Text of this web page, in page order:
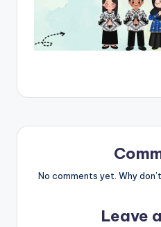
No comments yet. Why
Leave